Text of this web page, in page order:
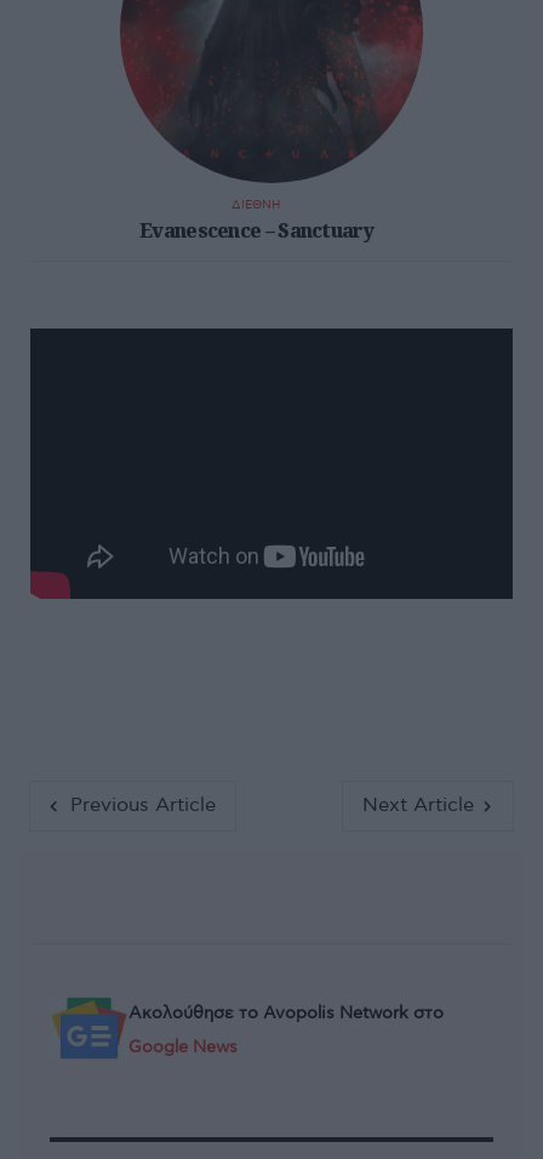
ΔΙΕΘΝΗ
Evanescence – Sanctuary
Previous Article Next Article
Ακολούθησε το Avopolis Network στο
Google News